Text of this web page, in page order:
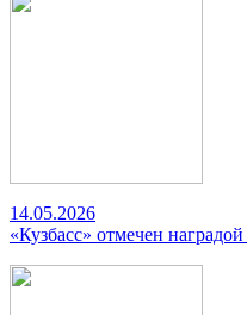
14.05.2026
«Кузбасс» отмечен